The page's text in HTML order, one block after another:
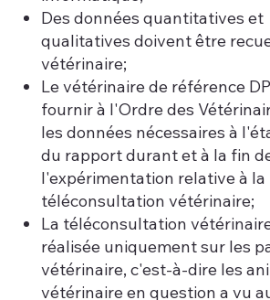
Des données quantitatives et
qualitatives doivent être
vétérinaire;
Le vétérinaire de référence
fournir à l'Ordre des
les données nécessaires à
du rapport durant et à la fin
l'expérimentation relative à la
téléconsultation vétérinaire;
La téléconsultation
réalisée uniquement sur les
vétérinaire, c'est-à-dire les
vétérinaire en question a vu